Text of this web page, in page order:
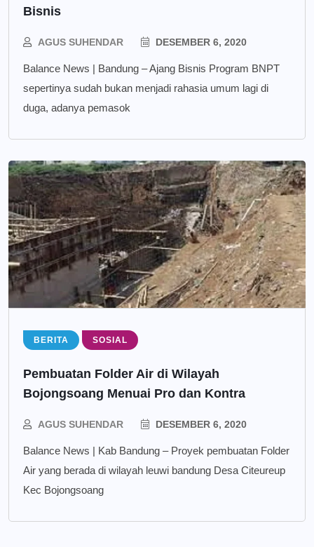
Bisnis
AGUS SUHENDAR DESEMBER 6, 2020
Balance News | Bandung – Ajang Bisnis Program BNPT
sepertinya sudah bukan menjadi rahasia umum lagi di
duga, adanya pemasok
BERITA SOSIAL
Pembuatan Folder Air di Wilayah
Bojongsoang Menuai Pro dan Kontra
AGUS SUHENDAR DESEMBER 6, 2020
Balance News | Kab Bandung – Proyek pembuatan Folder
Air yang berada di wilayah leuwi bandung Desa Citeureup
Kec Bojongsoang